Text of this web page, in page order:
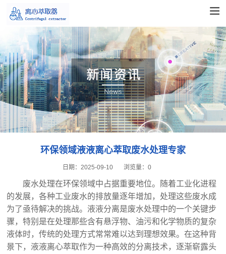
环保领域液液离心萃取废水处理专家
2025-09-10
日期： 浏览量：0
废水处理在环保领域中占据重要地位。随着工业化进程
的发展，各种工业废水的排放量逐年增加，处理这些废水成
为了亟待解决的挑战。液液分离是废水处理中的一个关键步
骤，特别是在处理那些含有悬浮物、油污和化学物质的复杂
液体时，传统的处理方式常常难以达到理想效果。在这种背
景下，液液离心萃取作为一种高效的分离技术，逐渐崭露头